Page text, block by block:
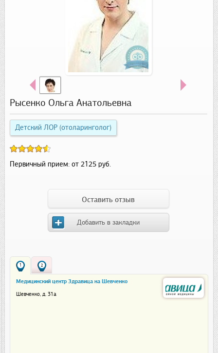
Рысенко Ольга Анатольевна
Детский ЛОР (отоларинголог)
Первичный прием: от 2125 руб.
Оставить отзыв
Добавить в закладки
1 2
Медицинский центр Здравица на Шевченко
Шевченко, д. 31а